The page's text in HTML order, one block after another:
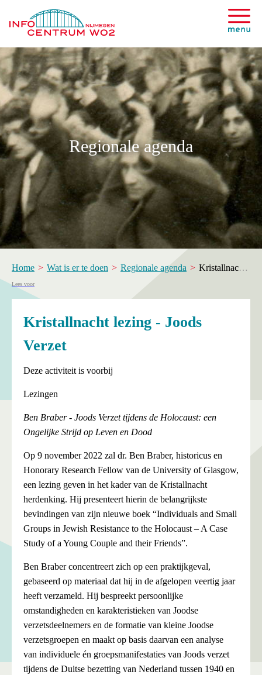
Regionale agenda
Home Wat is er te doen Regionale agenda Kristallnacht lezing - Joods Verzet
Lees voor
Kristallnacht lezing - Joods
Verzet
Deze activiteit is voorbij
Lezingen
Ben Braber - Joods Verzet tijdens de Holocaust: een
Ongelijke Strijd op Leven en Dood
Op 9 november 2022 zal dr. Ben Braber, historicus en
Honorary Research Fellow van de University of Glasgow,
een lezing geven in het kader van de Kristallnacht
herdenking. Hij presenteert hierin de belangrijkste
bevindingen van zijn nieuwe boek “Individuals and Small
Groups in Jewish Resistance to the Holocaust – A Case
Study of a Young Couple and their Friends”.
Ben Braber concentreert zich op een praktijkgeval,
gebaseerd op materiaal dat hij in de afgelopen veertig jaar
heeft verzameld. Hij bespreekt persoonlijke
omstandigheden en karakteristieken van Joodse
verzetsdeelnemers en de formatie van kleine Joodse
verzetsgroepen en maakt op basis daarvan een analyse
van individuele én groepsmanifestaties van Joods verzet
tijdens de Duitse bezetting van Nederland tussen 1940 en